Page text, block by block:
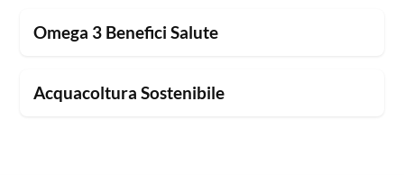
Omega 3 Benefici Salute
Acquacoltura Sostenibile